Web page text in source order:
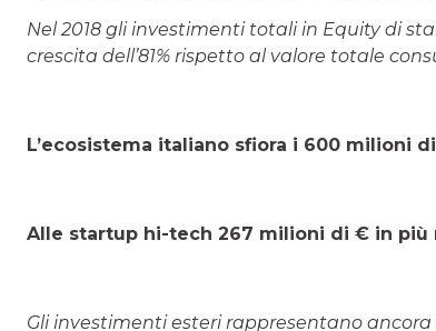
Nel 2018 gli investimenti totali in Equity di
crescita dell’81% rispetto al valore totale
L’ecosistema italiano sfiora i 600 milioni
Alle startup hi-tech 267 milioni di € in più
Gli investimenti esteri rappresentano